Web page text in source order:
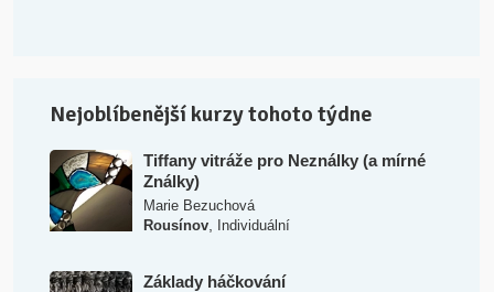
Nejoblíbenější kurzy tohoto týdne
Tiffany vitráže pro Neználky (a mírné
Ználky)
Marie Bezuchová
Rousínov, Individuální
Základy háčkování